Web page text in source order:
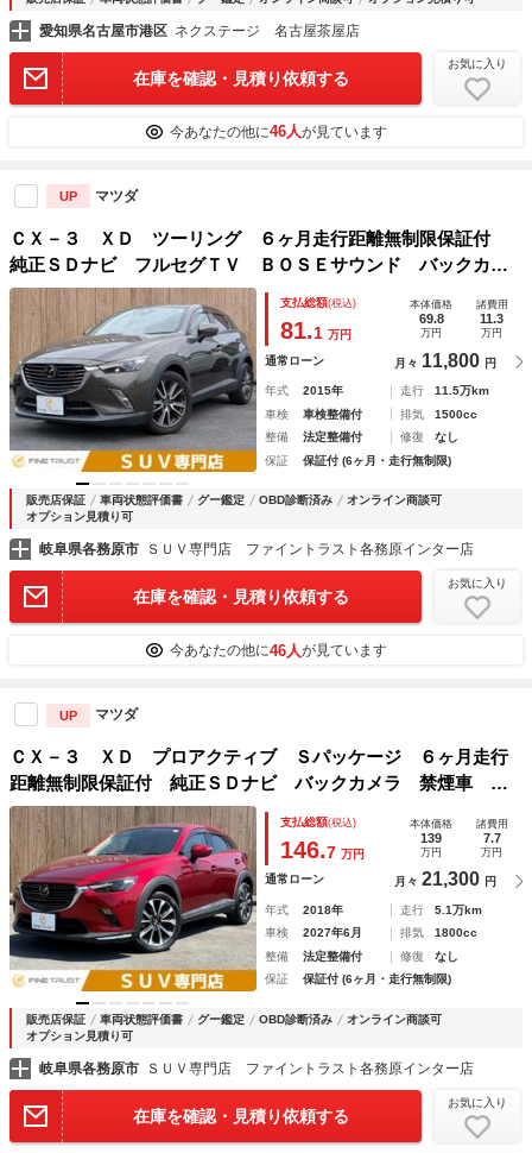
愛知県名古屋市港区 ネクステージ 名古屋茶屋店
在庫を確認・見積り依頼する
お気に入り
今あなたの他に46人が見ています
UP マツダ
ＣＸ－３ ＸＤ ツーリング ６ヶ月走行距離無制限保証付
純正ＳＤナビ フルセグＴＶ ＢＯＳＥサウンド バックカメ
ラ レーダークルーズコントロール 禁煙車 ＥＴＣ 衝突軽
減ブレーキ ブラインドスポットモニター ハーフレザーシー
支払総額(税込)
81.1 万円
本体価格
69.8
万円
諸費用
11.3
万円
通常ローン 月々 11,800 円
年式 2015年 走行
11.5万km
車検
車検整備付 排気
1500cc
整備
法定整備付 修復
なし
保証
保証付 (6ヶ月・走行無制限)
販売店保証 車両状態評価書 グー鑑定 OBD診断済み
オンライン商談可
オプション見積り可
岐阜県各務原市 ＳＵＶ専門店 ファイントラスト各務原インター店
在庫を確認・見積り依頼する
お気に入り
今あなたの他に46人が見ています
UP マツダ
ＣＸ－３ ＸＤ プロアクティブ Ｓパッケージ ６ヶ月走行
距離無制限保証付 純正ＳＤナビ バックカメラ 禁煙車 レ
ーダークルーズコントロール ＥＴＣ 衝突軽減ブレーキ Ｂ
ｌｕｅｔｏｏｔｈ ＵＳＢポート ブラインドスポットモニタ
ー シートヒーター
支払総額(税込)
146.7 万円
本体価格
139
万円
諸費用
7.7
万円
通常ローン 月々 21,300 円
年式 2018年 走行
5.1万km
車検
2027年6月 排気
1800cc
整備
法定整備付 修復
なし
保証
保証付 (6ヶ月・走行無制限)
販売店保証 車両状態評価書 グー鑑定 OBD診断済み
オンライン商談可
オプション見積り可
岐阜県各務原市 ＳＵＶ専門店 ファイントラスト各務原インター店
在庫を確認・見積り依頼する
お気に入り